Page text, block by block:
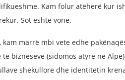
Kam folur atëherë kur
Sot është vonë.
marrë mbi vete edhe
bizneseve (sidomos atyre në
shekullore dhe identitetin